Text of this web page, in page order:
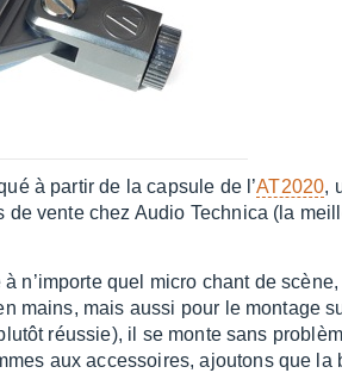
à partir de la capsule de l’AT2020,
de vente chez Audio Tech­nica (la
à n’im­porte quel micro chant de
mains, mais aussi pour le montage
réus­sie), il se monte sans
aux acces­soires, ajou­tons que